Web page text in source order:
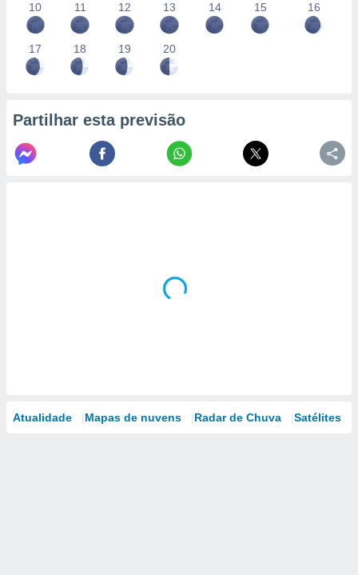
10 11 12 13 14 15 16
17 18 19 20
Partilhar esta previsão
Atualidade Mapas de nuvens Radar de Chuva Satélites